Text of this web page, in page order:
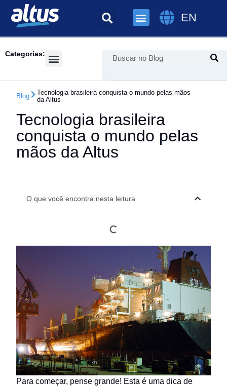
EN
Categorias:
Blog
Tecnologia brasileira conquista o mundo pelas mãos
da Altus
Tecnologia brasileira
conquista o mundo pelas
mãos da Altus
O que você encontra nesta leitura
Para começar, pense grande! Esta é uma dica de